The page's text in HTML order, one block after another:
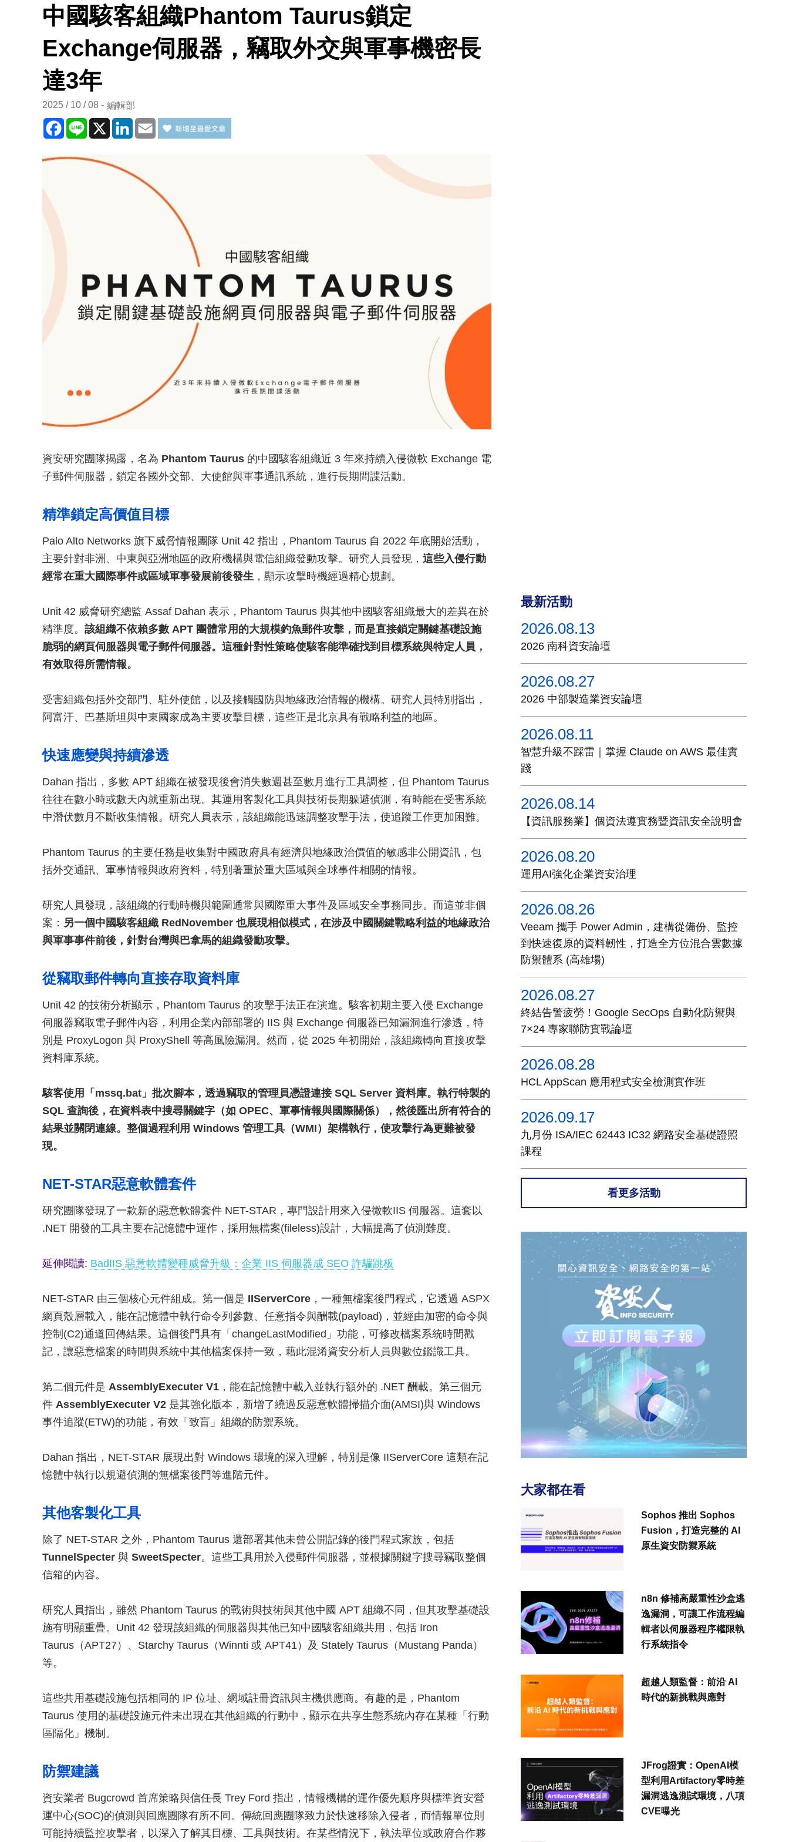
中國駭客組織Phantom Taurus鎖定
Exchange伺服器，竊取外交與軍事機密長
達3年
2025 / 10 / 08 編輯部
Facebook
Line X LinkedInEmail
資安研究團隊揭露，名為 Phantom Taurus 的中國駭客組織近 3 年來持續入侵微軟 Exchange 電
子郵件伺服器，鎖定各國外交部、大使館與軍事通訊系統，進行長期間諜活動。
精準鎖定高價值目標
Palo Alto Networks 旗下威脅情報團隊 Unit 42 指出，Phantom Taurus 自 2022 年底開始活動，
主要針對非洲、中東與亞洲地區的政府機構與電信組織發動攻擊。研究人員發現， 這些入侵行動
經常在重大國際事件或區域軍事發展前後發生 ，顯示攻擊時機經過精心規劃。
Unit 42 威脅研究總監 Assaf Dahan 表示，Phantom Taurus 與其他中國駭客組織最大的差異在於
精準度。 該組織不依賴多數 APT 團體常用的大規模釣魚郵件攻擊，而是直接鎖定關鍵基礎設施
脆弱的網頁伺服器與電子郵件伺服器。這種針對性策略使駭客能準確找到目標系統與特定人員，
有效取得所需情報。
受害組織包括外交部門、駐外使館，以及接觸國防與地緣政治情報的機構。研究人員特別指出，
阿富汗、巴基斯坦與中東國家成為主要攻擊目標，這些正是北京具有戰略利益的地區。
快速應變與持續滲透
Dahan 指出，多數 APT 組織在被發現後會消失數週甚至數月進行工具調整，但 Phantom Taurus
往往在數小時或數天內就重新出現。其運用客製化工具與技術長期躲避偵測，有時能在受害系統
中潛伏數月不斷收集情報。研究人員表示，該組織能迅速調整攻擊手法，使追蹤工作更加困難。
Phantom Taurus 的主要任務是收集對中國政府具有經濟與地緣政治價值的敏感非公開資訊，包
括外交通訊、軍事情報與政府資料，特別著重於重大區域與全球事件相關的情報。
研究人員發現，該組織的行動時機與範圍通常與國際重大事件及區域安全事務同步。而這並非個
案： 另一個中國駭客組織 RedNovember 也展現相似模式，在涉及中國關鍵戰略利益的地緣政治
與軍事事件前後，針對台灣與巴拿馬的組織發動攻擊。
從竊取郵件轉向直接存取資料庫
Unit 42 的技術分析顯示，Phantom Taurus 的攻擊手法正在演進。駭客初期主要入侵 Exchange
伺服器竊取電子郵件內容，利用企業內部部署的 IIS 與 Exchange 伺服器已知漏洞進行滲透，特
別是 ProxyLogon 與 ProxyShell 等高風險漏洞。然而，從 2025 年初開始，該組織轉向直接攻擊
資料庫系統。
駭客使用「mssq.bat」批次腳本，透過竊取的管理員憑證連接 SQL Server 資料庫。執行特製的
SQL 查詢後，在資料表中搜尋關鍵字（如 OPEC、軍事情報與國際關係），然後匯出所有符合的
結果並關閉連線。整個過程利用 Windows 管理工具（WMI）架構執行，使攻擊行為更難被發
現。
NET-STAR惡意軟體套件
研究團隊發現了一款新的惡意軟體套件 NET-STAR，專門設計用來入侵微軟IIS 伺服器。這套以
.NET 開發的工具主要在記憶體中運作，採用無檔案(fileless)設計，大幅提高了偵測難度。
延伸閱讀: BadIIS 惡意軟體變種威脅升級：企業 IIS 伺服器成 SEO 詐騙跳板
NET-STAR 由三個核心元件組成。第一個是 IIServerCore ，一種無檔案後門程式，它透過 ASPX
網頁殼層載入，能在記憶體中執行命令列參數、任意指令與酬載(payload)，並經由加密的命令與
控制(C2)通道回傳結果。這個後門具有「changeLastModified」功能，可修改檔案系統時間戳
記，讓惡意檔案的時間與系統中其他檔案保持一致，藉此混淆資安分析人員與數位鑑識工具。
第二個元件是 AssemblyExecuter V1 ，能在記憶體中載入並執行額外的 .NET 酬載。第三個元
件 AssemblyExecuter V2 是其強化版本，新增了繞過反惡意軟體掃描介面(AMSI)與 Windows
事件追蹤(ETW)的功能，有效「致盲」組織的防禦系統。
Dahan 指出，NET-STAR 展現出對 Windows 環境的深入理解，特別是像 IIServerCore 這類在記
憶體中執行以規避偵測的無檔案後門等進階元件。
其他客製化工具
除了 NET-STAR 之外，Phantom Taurus 還部署其他未曾公開記錄的後門程式家族，包括
TunnelSpecter 與 SweetSpecter。這些工具用於入侵郵件伺服器，並根據關鍵字搜尋竊取整個
信箱的內容。
研究人員指出，雖然 Phantom Taurus 的戰術與技術與其他中國 APT 組織不同，但其攻擊基礎設
施有明顯重疊。Unit 42 發現該組織的伺服器與其他已知中國駭客組織共用，包括 Iron
Taurus（APT27）、Starchy Taurus（Winnti 或 APT41）及 Stately Taurus（Mustang Panda）
等。
這些共用基礎設施包括相同的 IP 位址、網域註冊資訊與主機供應商。有趣的是，Phantom
Taurus 使用的基礎設施元件未出現在其他組織的行動中，顯示在共享生態系統內存在某種「行動
區隔化」機制。
防禦建議
資安業者 Bugcrowd 首席策略與信任長 Trey Ford 指出，情報機構的運作優先順序與標準資安營
運中心(SOC)的偵測與回應團隊有所不同。傳統回應團隊致力於快速移除入侵者，而情報單位則
可能持續監控攻擊者，以深入了解其目標、工具與技術。在某些情況下，執法單位或政府合作夥
最新活動
2026.08.13
2026 南科資安論壇
2026.08.27
2026 中部製造業資安論壇
2026.08.11
智慧升級不踩雷｜掌握 Claude on AWS 最佳實
踐
2026.08.14
【資訊服務業】個資法遵實務暨資訊安全說明會
2026.08.20
運用AI強化企業資安治理
2026.08.26
Veeam 攜手 Power Admin，建構從備份、監控
到快速復原的資料韌性，打造全方位混合雲數據
防禦體系 (高雄場)
2026.08.27
終結告警疲勞！Google SecOps 自動化防禦與
7×24 專家聯防實戰論壇
2026.08.28
HCL AppScan 應用程式安全檢測實作班
2026.09.17
九月份 ISA/IEC 62443 IC32 網路安全基礎證照
課程
看更多活動
大家都在看
Sophos 推出 Sophos
Fusion，打造完整的 AI
原生資安防禦系統
n8n 修補高嚴重性沙盒逃
逸漏洞，可讓工作流程編
輯者以伺服器程序權限執
行系統指令
超越人類監督：前沿 AI
時代的新挑戰與應對
JFrog證實：OpenAI模
型利用Artifactory零時差
漏洞逃逸測試環境，八項
CVE曝光